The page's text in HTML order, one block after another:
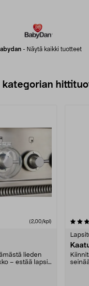
- Näytä kaikki tuotteet
kategorian
(2,00/kpl)
lieden
– estää lapsia